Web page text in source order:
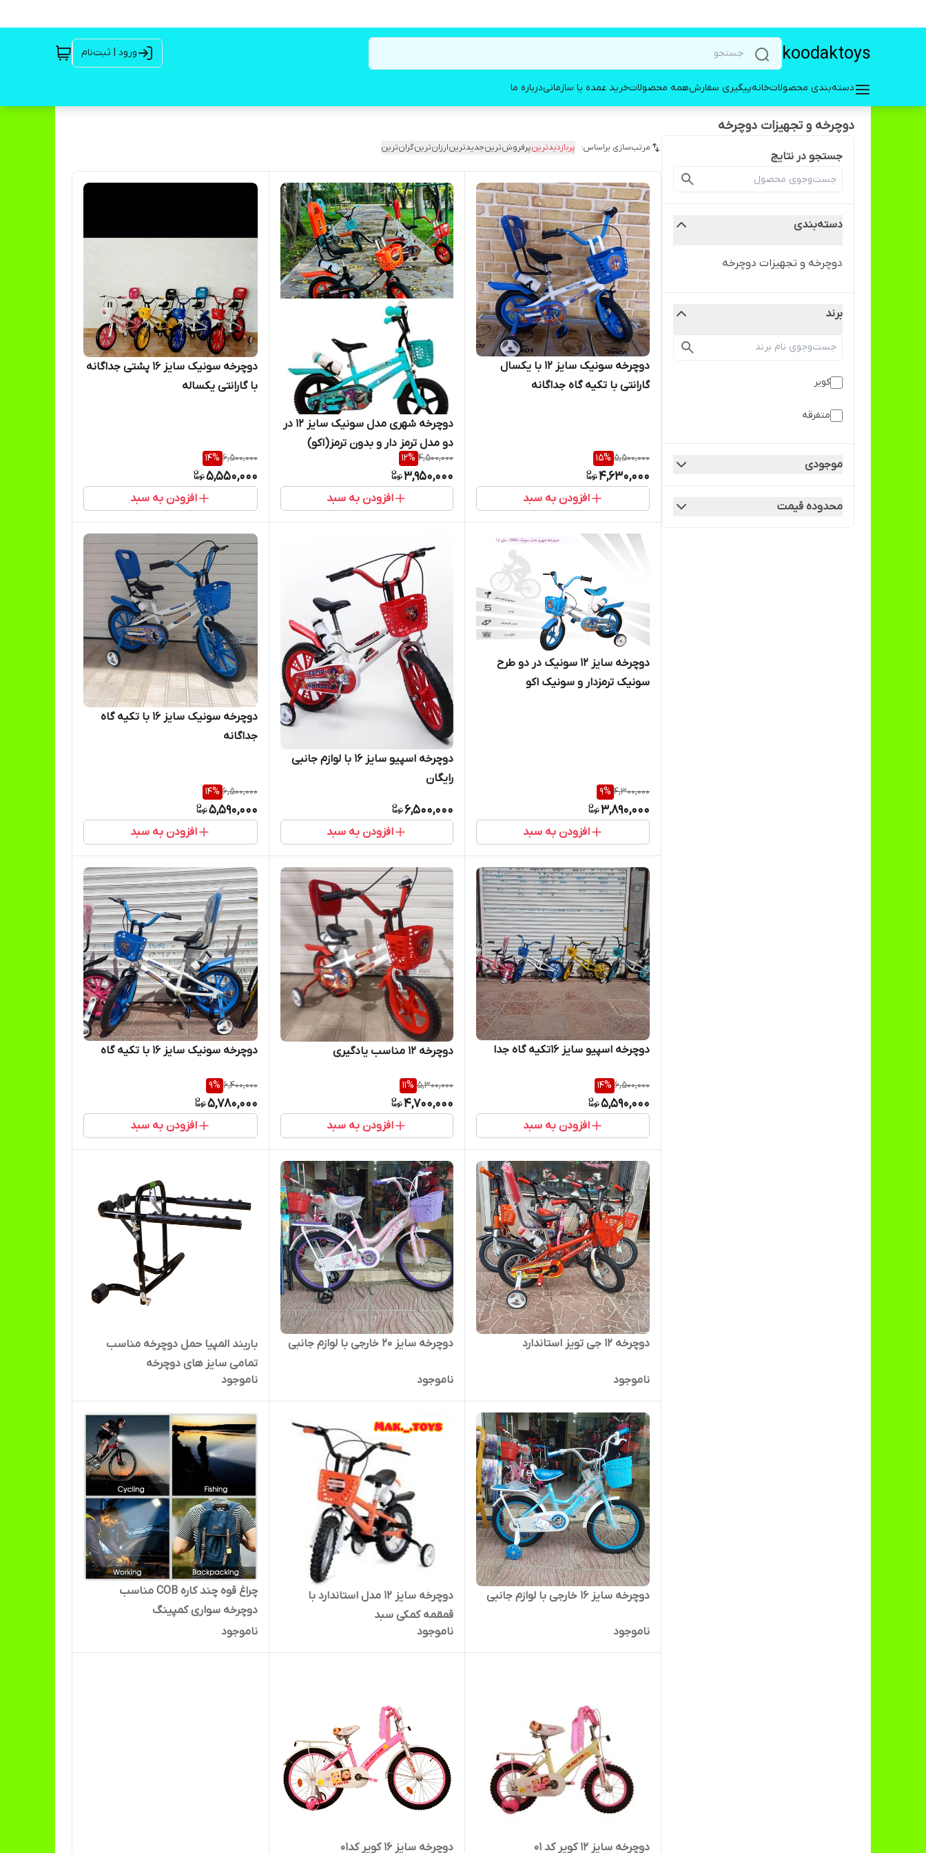
koodaktoys ورود | ثبت‌نام
دسته‌بندی محصولاتخانهپیگیری سفارشهمه محصولاتخرید عمده یا سازمانیدرباره ما
دوچرخه و تجهیزات دوچرخه
جستجو در نتایج
دسته‌بندی
دوچرخه و تجهیزات دوچرخه
برند
کویر
متفرقه
موجودی
محدوده قیمت
مرتب‌سازی براساس: پربازدیدترینپرفروش‌ترینجدیدترینارزان‌ترینگران‌ترین
دوچرخه سونیک سایز ۱۲ با یکسال
گارانتی با تکیه گاه جداگانه
5,500,000
15%
4,630,000
افزودن به سبد
دوچرخه شهری مدل سونیک سایز 12 در
دو مدل ترمز دار و بدون ترمز(اکو)
4,500,000
12%
3,950,000
افزودن به سبد
دوچرخه سونیک سایز ۱۶ پشتی جداگانه
با گارانتی یکساله
6,500,000
14%
5,550,000
افزودن به سبد
دوچرخه سایز ۱۲ سونیک در دو طرح
سونیک ترمزدار و سونیک اکو
4,300,000
9%
3,890,000
افزودن به سبد
دوچرخه اسپیو سایز ۱۶ با لوازم جانبی
رایگان
6,500,000
افزودن به سبد
دوچرخه سونیک سایز ۱۶ با تکیه گاه
جداگانه
6,500,000
14%
5,590,000
افزودن به سبد
دوچرخه اسپیو سایز ۱۶تکیه گاه جدا
6,500,000
14%
5,590,000
افزودن به سبد
دوچرخه ۱۲ مناسب یادگیری
5,300,000
11%
4,700,000
افزودن به سبد
دوچرخه سونیک سایز ۱۶ با تکیه گاه
6,400,000
9%
5,780,000
افزودن به سبد
دوچرخه ۱۲ جی تویز استاندارد
ناموجود
دوچرخه سایز 20 خارجی با لوازم جانبی
ناموجود
باربند المپیا حمل دوچرخه مناسب
تمامی سایز های دوچرخه
ناموجود
دوچرخه سایز 16 خارجی با لوازم جانبی
ناموجود
دوچرخه سایز ۱۲ مدل استاندارد با
قمقمه کمکی سبد
ناموجود
چراغ قوه چند کاره COB مناسب
دوچرخه سواری کمپینگ
ناموجود
دوچرخه سایز ۱۲ کویر کد ۰۱ دوچرخه سایز ۱۶ کویر کد۰۱